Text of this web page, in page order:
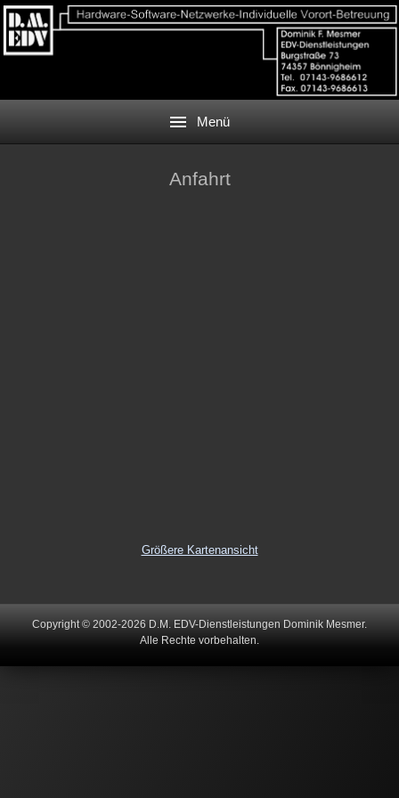
Menü
Anfahrt
Größere Kartenansicht
Copyright © 2002-2026 D.M. EDV-Dienstleistungen Dominik Mesmer.
Alle Rechte vorbehalten.